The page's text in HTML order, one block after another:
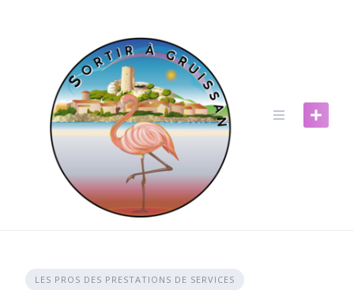
LES PROS DES PRESTATIONS DE SERVICES